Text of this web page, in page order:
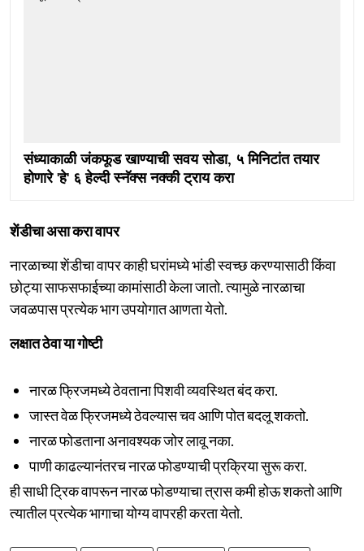
संध्याकाळी जंकफूड खाण्याची सवय सोडा, ५ मिनिटांत तयार
होणारे 'हे' ६ हेल्दी स्नॅक्स नक्की ट्राय करा
शेंडीचा असा करा वापर
नारळाच्या शेंडीचा वापर काही घरांमध्ये भांडी स्वच्छ करण्यासाठी किंवा
छोट्या साफसफाईच्या कामांसाठी केला जातो. त्यामुळे नारळाचा
जवळपास प्रत्येक भाग उपयोगात आणता येतो.
लक्षात ठेवा या गोष्टी
नारळ फ्रिजमध्ये ठेवताना पिशवी व्यवस्थित बंद करा.
जास्त वेळ फ्रिजमध्ये ठेवल्यास चव आणि पोत बदलू शकतो.
नारळ फोडताना अनावश्यक जोर लावू नका.
पाणी काढल्यानंतरच नारळ फोडण्याची प्रक्रिया सुरू करा.
ही साधी ट्रिक वापरून नारळ फोडण्याचा त्रास कमी होऊ शकतो आणि
त्यातील प्रत्येक भागाचा योग्य वापरही करता येतो.